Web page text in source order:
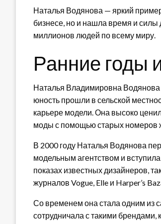
Наталья Водянова — яркий
бизнесе, но и нашла время и
миллионов людей по всему миру.
Ранние годы
Наталья Владимировна
юность прошли в сельской
карьере модели. Она высоко
моды с помощью старых номеров
В 2000 году Наталья Водянова
модельным агентством и
показах известных дизайнеров,
журналов Vogue, Elle и Harper’s
Со временем она стала одним из
сотрудничала с такими брендами,